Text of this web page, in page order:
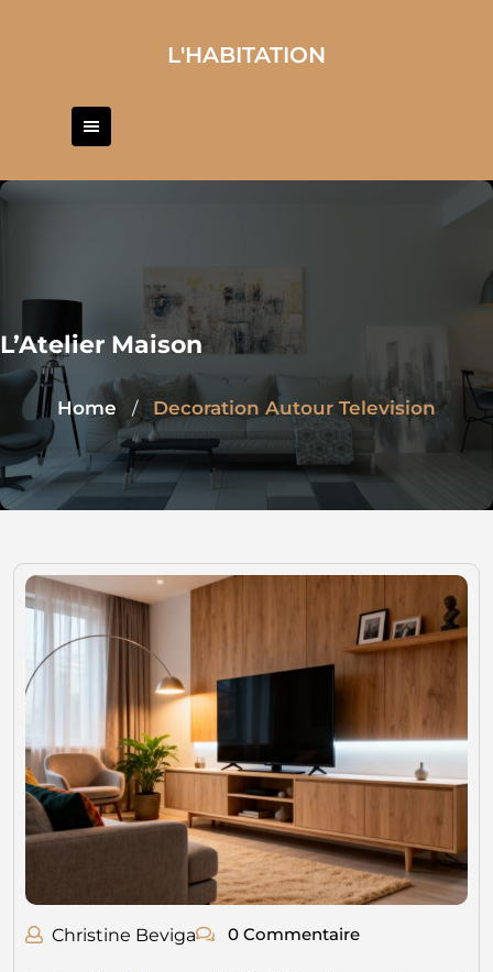
L'HABITATION
L’Atelier Maison
Home / Decoration Autour Television
Christine Beviga 0 Commentaire